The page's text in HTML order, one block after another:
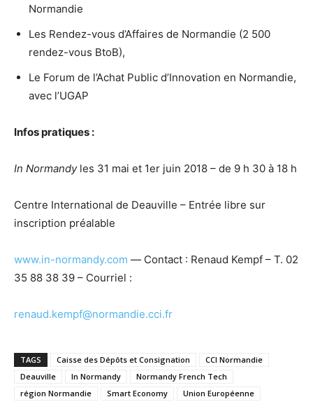
Normandie
Les Rendez-vous d’Affaires de Normandie (2 500
rendez-vous BtoB),
Le Forum de l’Achat Public d’Innovation en Normandie,
avec l’UGAP
Infos pratiques :
In Normandyles 31 mai et 1er juin 2018 – de 9 h 30 à 18 h
Centre International de Deauville – Entrée libre sur
inscription préalable
www.in-normandy.com — Contact : Renaud Kempf – T. 02
35 88 38 39 – Courriel :
renaud.kempf@normandie.cci.fr
TAGS Caisse des Dépôts et Consignation
CCI Normandie
Deauville
In Normandy
Normandy French Tech
région Normandie
Smart Economy Union Européenne